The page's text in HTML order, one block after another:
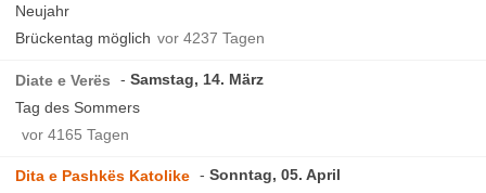
Neujahr
Brückentag möglich vor 4237 Tagen
Diate e Verës
Samstag, 14. März
Tag des Sommers
vor 4165 Tagen
Dita e Pashkës Katolike
Sonntag, 05. April